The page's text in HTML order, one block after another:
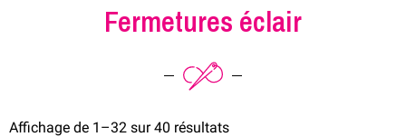
Fermetures éclair
Affichage de 1–32 sur 40 résultats